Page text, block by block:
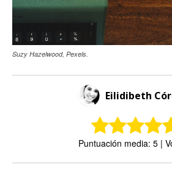
Suzy Hazelwood, Pexels.
Eilidibeth
Puntuación media: 5 |